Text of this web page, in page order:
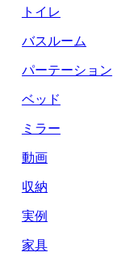
トイレ
バスルーム
パーテーション
ベッド
ミラー
動画
収納
実例
家具